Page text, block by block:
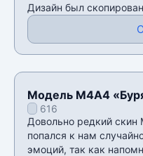
Дизайн был скопирован
Модель М4А4
616
Довольно редкий
попался к нам
эмоций, так как